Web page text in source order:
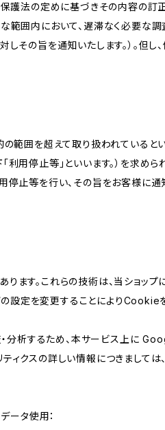
法の定めに基づきその内容の訂
囲内において、遅滞なく必要な
その旨を通知いたします。）。但
範囲を超えて取り扱われている
用停止等」といいます。）を求め
止等を行い、その旨をお客様に通
ます。これらの技術は、当ショッ
定を変更することによりCookie
分析するため、本サービス上に
クスの詳しい情報につきましては、
ータ使用：